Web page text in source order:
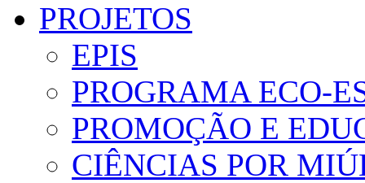
PROJETOS
EPIS
PROGRAMA ECO-
PROMOÇÃO E
CIÊNCIAS POR